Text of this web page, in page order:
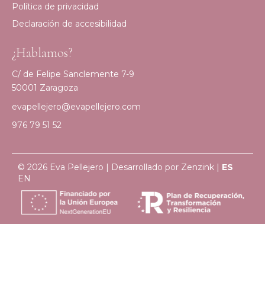
Política de privacidad
Declaración de accesibilidad
¿Hablamos?
C/ de Felipe Sanclemente 7-9
50001 Zaragoza
evapellejero@evapellejero.com
976 79 51 52
© 2026 Eva Pellejero | Desarrollado por Zenzink | ES
EN